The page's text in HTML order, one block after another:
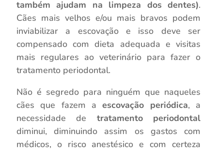
também ajudam na limpeza dos dentes).
Cães mais velhos e/ou mais bravos podem
inviabilizar a escovação e isso deve ser
compensado com dieta adequada e visitas
mais regulares ao veterinário para fazer o
tratamento periodontal.
Não é segredo para ninguém que naqueles
cães que fazem aescovação periódica, a
necessidade de tratamento periodontal
diminui, diminuindo assim os gastos com
médicos, o risco anestésico e com certeza